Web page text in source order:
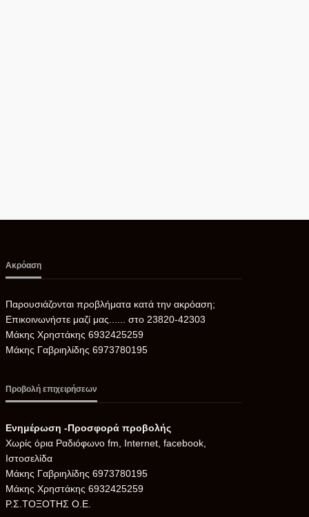
Ακρόαση
Παρουσιάζονται προβλήματα κατά την ακρόαση;
Επικοινωνήστε μαζί μας...... στο 23820-42303
Μάκης Χρηστάκης 6932425259
Μάκης Γαβριηλίδης 6973780195
Προβολή επιχειρήσεων
Ενημέρωση -Προσφορά προβολής
Xωρίς όρια Ραδιόφωνο fm, Internet, facebook,
Ιστοσελίδα
Μάκης Γαβριηλίδης 6973780195
Μάκης Χρηστάκης 6932425259
Ρ.Σ.ΤΟΞΟΤΗΣ Ο.Ε.